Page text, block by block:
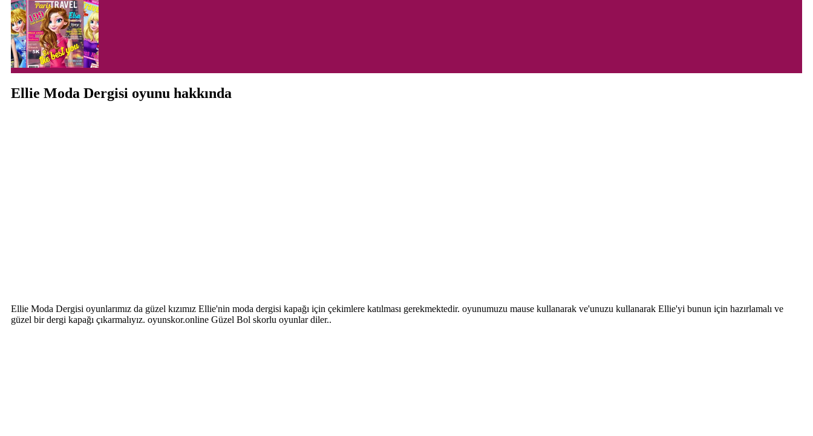
Ellie Moda Dergisi oyunu hakkında
Ellie Moda Dergisi oyunlarımız da güzel kızımız Ellie'nin moda dergisi kapağı için çekimlere katılması gerekmektedir. oyunumuzu mause kullanarak ve'unuzu kullanarak Ellie'yi bunun için hazırlamalı ve
güzel bir dergi kapağı çıkarmalıyız. oyunskor.online Güzel Bol skorlu oyunlar diler..